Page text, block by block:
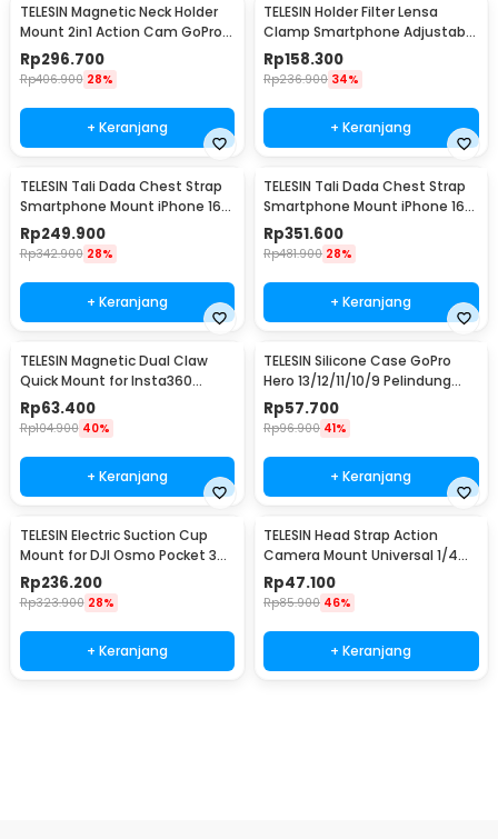
TELESIN Magnetic Neck Holder
Mount 2in1 Action Cam GoPro
Smartphone - P2-HNB-02
Rp296.700
Rp406.900 28%
+ Keranjang
TELESIN Holder Filter Lensa
Clamp Smartphone Adjustable
67mm - P3-EAK-02
Rp158.300
Rp236.900 34%
+ Keranjang
TELESIN Tali Dada Chest Strap
Smartphone Mount iPhone 16
Pro - P2-CGP-01
Rp249.900
Rp342.900 28%
+ Keranjang
TELESIN Tali Dada Chest Strap
Smartphone Mount iPhone 16
Pro Max - P2-CGP-02
Rp351.600
Rp481.900 28%
+ Keranjang
TELESIN Magnetic Dual Claw
Quick Mount for Insta360
ACE/ACE PRO - S7-JBK-06-TIS
Rp63.400
Rp104.900 40%
+ Keranjang
TELESIN Silicone Case GoPro
Hero 13/12/11/10/9 Pelindung
Kamera Aksi - S6-PTC-010-
TGP
Rp57.700
Rp96.900 41%
+ Keranjang
TELESIN Electric Suction Cup
Mount for DJI Osmo Pocket 3
Dual Ball - S3-SUS-07
Rp236.200
Rp323.900 28%
+ Keranjang
TELESIN Head Strap Action
Camera Mount Universal 1/4
Adjustable - GP-HMS-T04
Rp47.100
Rp85.900 46%
+ Keranjang